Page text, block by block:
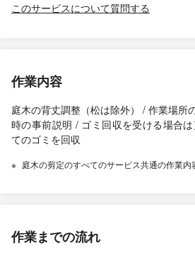
このサービスについて質問する
作業内容
庭木の背丈調整（松は除外） / 作業場所
時の事前説明 / ゴミ回収を受ける場合
てのゴミを回収
庭木の剪定のすべてのサービス共通の作業内
作業までの流れ